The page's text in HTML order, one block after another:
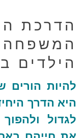
הדרכת
המשפחה
הילדים
להיות הורים
היא הדרך
לגדול